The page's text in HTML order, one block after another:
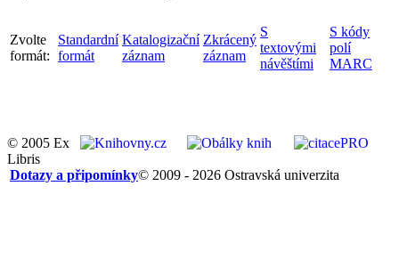
Zvolte
formát:
Standardní
formát
Katalogizační
záznam
Zkrácený
záznam
S
textovými
návěštími
S kódy
polí
MARC
© 2005 Ex
Libris
© 2009 - 2026 Ostravská univerzita
Dotazy a připomínky